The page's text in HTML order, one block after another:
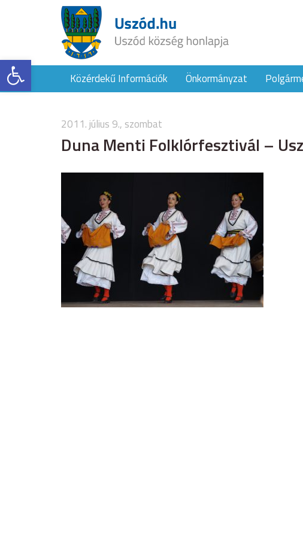
Eszköztár megnyitásaKözérdekű Információk Önkormányzat
2011. július 9., szombat
Duna Menti Folklórfesztivál –